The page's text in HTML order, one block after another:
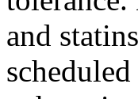
and